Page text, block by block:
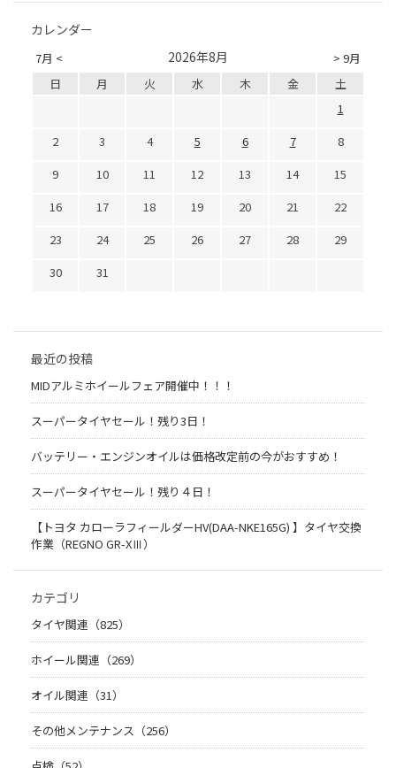
カレンダー
7月 < > 9月
2026年8月
日 月 火 水 木 金
土
1
2
3 4 5 6 7
8
9
10 11 12 13 14
15
16
17 18 19 20 21
22
23
24 25 26 27 28
29
30
31
最近の投稿
MIDアルミホイールフェア開催中！！！
スーパータイヤセール！残り3日！
バッテリー・エンジンオイルは価格改定前の今がおすすめ！
スーパータイヤセール！残り４日！
【トヨタ カローラフィールダーHV(DAA-NKE165G) 】タイヤ交換
作業（REGNO GR-XⅢ）
カテゴリ
タイヤ関連（825）
ホイール関連（269）
オイル関連（31）
その他メンテナンス（256）